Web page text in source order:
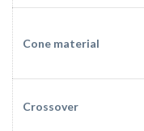
Cone material
Crossover